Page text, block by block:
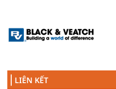
LIÊN KẾT